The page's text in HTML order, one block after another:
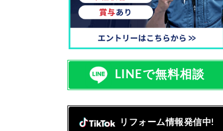
LINEで無料相談
リフォーム情報発信中!